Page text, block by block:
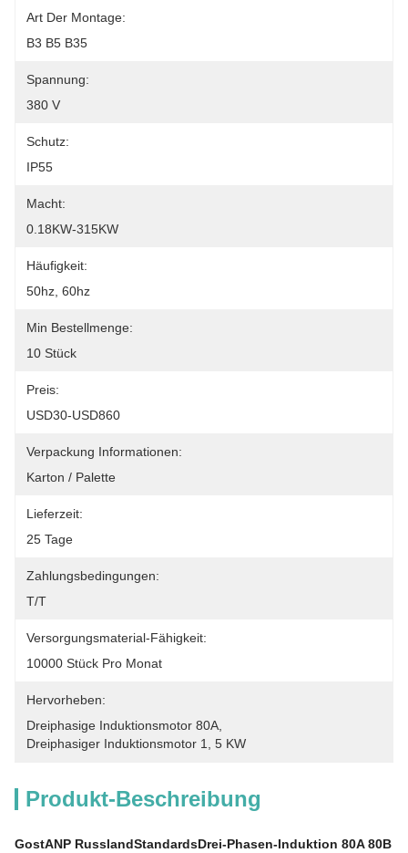
Art Der Montage:
B3 B5 B35
Spannung:
380 V
Schutz:
IP55
Macht:
0.18KW-315KW
Häufigkeit:
50hz, 60hz
Min Bestellmenge:
10 Stück
Preis:
USD30-USD860
Verpackung Informationen:
Karton / Palette
Lieferzeit:
25 Tage
Zahlungsbedingungen:
T/T
Versorgungsmaterial-Fähigkeit:
10000 Stück Pro Monat
Hervorheben:
Dreiphasige Induktionsmotor 80A
Dreiphasiger Induktionsmotor 1
5 KW
Produkt-Beschreibung
GostANP RusslandStandardsDrei-Phasen-Induktion 80A 80B